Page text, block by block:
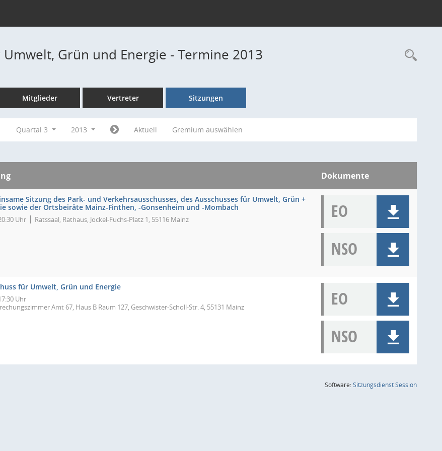
Umwelt, Grün und Energie - Termine 2013
Mitglieder Vertreter Sitzungen
Quartal 3 2013 Aktuell Gremium auswählen
Dokumente
Sitzung des Park- und Verkehrsausschusses, des Ausschusses für Umwelt, Grün +
sowie der Ortsbeiräte Mainz-Finthen, -Gonsenheim und -Mombach
Uhr Ratssaal, Rathaus, Jockel-Fuchs-Platz 1, 55116 Mainz
EO
NSO
für Umwelt, Grün und Energie
Uhr
Amt 67, Haus B Raum 127, Geschwister-Scholl-Str. 4, 55131 Mainz
EO
NSO
Software:SitzungsdienstSession(Wird in